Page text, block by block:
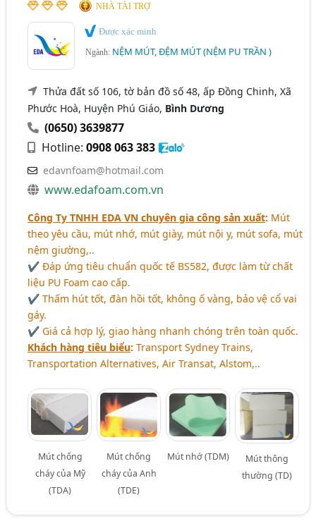
NHÀ TÀI TRỢ
Được xác minh
Ngành: NỆM MÚT, ĐỆM MÚT (NỆM PU TRẦN )
Thửa đất số 106, tờ bản đồ số 48, ấp Đồng Chinh, Xã
Phước Hoà, Huyện Phú Giáo, Bình Dương
(0650) 3639877
Hotline:0908 063 383
edavnfoam@hotmail.com
www.edafoam.com.vn
Công Ty TNHH EDA VN chuyên gia công sản xuất: Mút
theo yêu cầu, mút nhớ, mút giày, mút nội y, mút sofa, mút
nệm giường,..
✔ Đáp ứng tiêu chuẩn quốc tế BS582, được làm từ chất
liệu PU Foam cao cấp.
✔ Thấm hút tốt, đàn hồi tốt, không ố vàng, bảo vệ cổ vai
gáy.
✔ Giá cả hợp lý, giao hàng nhanh chóng trên toàn quốc.
Khách hàng tiêu biểu: Transport Sydney Trains,
Transportation Alternatives, Air Transat, Alstom,..
Mút chống
cháy của Mỹ
(TDA)
Mút chống
cháy của Anh
(TDE)
Mút nhớ (TDM)
Mút thông
thường (TD)